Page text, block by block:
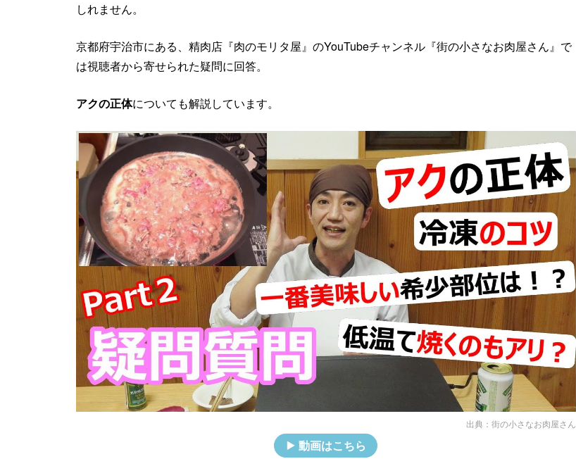
しれません。
京都府宇治市にある、精肉店『肉のモリタ屋』のYouTubeチャンネル『街の小さなお肉屋さん』で
は視聴者から寄せられた疑問に回答。
アクの正体についても解説しています。
出典： 街の小さなお肉屋さん
動画はこちら